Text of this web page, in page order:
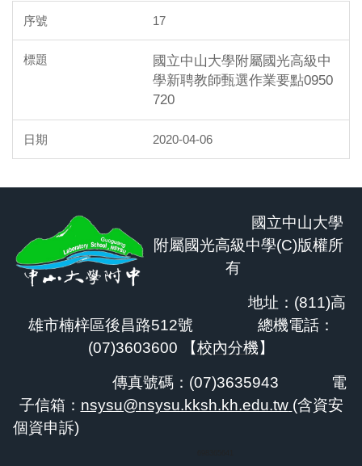
17
國立中山大學附屬國光高級中
學新聘教師甄選作業要點0950
720
2020-04-06
國立中山大學
附屬國光高級中學(C)版權所
有
地址：(811)高
雄市楠梓區後昌路512號 總機電話：
(07)3603600 【校內分機】
傳真號碼：(07)3635943
電
子信箱： nsysu@nsysu.kksh.kh.edu.tw (含資安
個資申訴)